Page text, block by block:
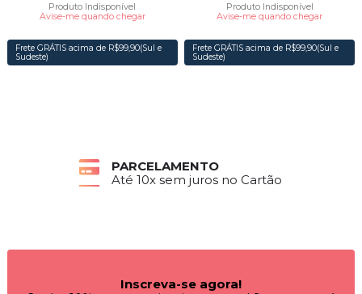
Produto Indisponível
Avise-me quando chegar
Frete GRÁTIS acima de R$99,90(Sul e
Sudeste)
Produto Indisponível
Avise-me quando chegar
Frete GRÁTIS acima de R$99,90(Sul e
Sudeste)
PARCELAMENTO
Até 10x sem juros no Cartão
Inscreva-se agora!